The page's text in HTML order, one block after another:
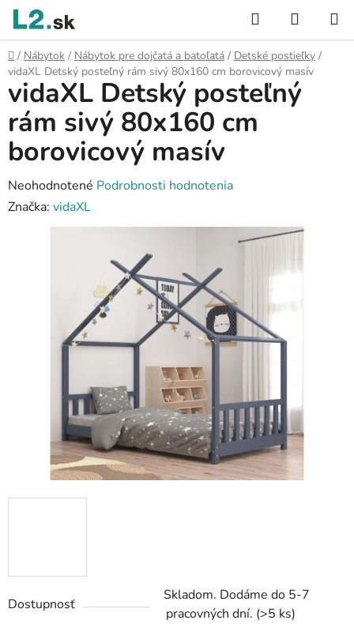
Prejsť
obsah
Hľadať
KOŠÍK
Domov
/ Nábytok / Nábytok pre dojčatá a batoľatá / Detské postieľky /
vidaXL Detský posteľný rám sivý 80x160 cm borovicový masív
Dostupnosť
Skladom. Dodáme do 5-7
pracovných dní. (>5 ks)
vidaXL Detský posteľný
rám sivý 80x160 cm
borovicový masív
Priemerné
hodnotenie
produktu
hviezdičiek.
Neohodnotené Podrobnosti hodnotenia
Značka: vidaXL